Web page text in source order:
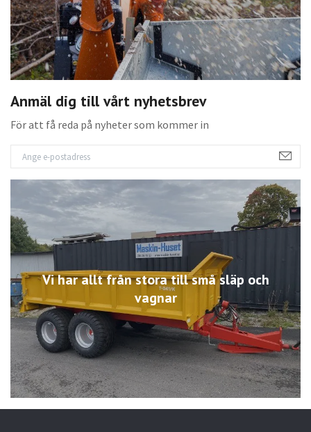
Anmäl dig till vårt nyhetsbrev
För att få reda på nyheter som kommer in
Vi har allt från stora till små släp och
vagnar